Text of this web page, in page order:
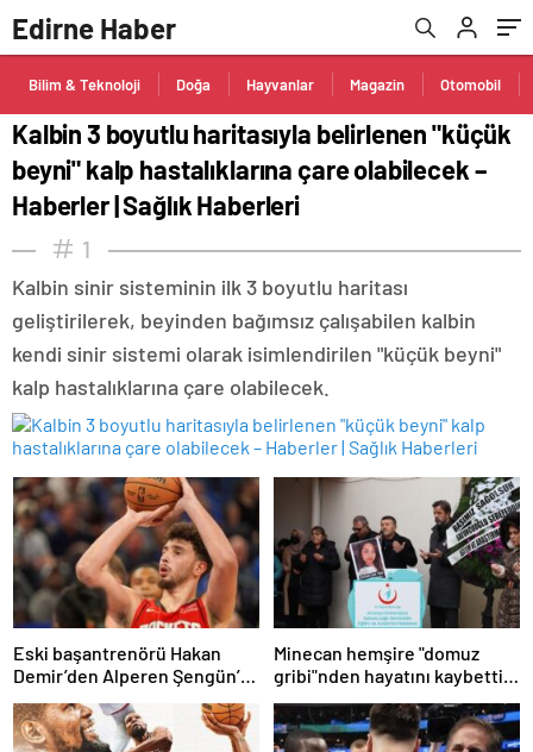
Edirne Haber
Bilim & Teknoloji Doğa Hayvanlar Magazin Otomobil
Kalbin 3 boyutlu haritasıyla belirlenen "küçük
beyni" kalp hastalıklarına çare olabilecek –
Haberler | Sağlık Haberleri
1
Kalbin sinir sisteminin ilk 3 boyutlu haritası
geliştirilerek, beyinden bağımsız çalışabilen kalbin
kendi sinir sistemi olarak isimlendirilen "küçük beyni"
kalp hastalıklarına çare olabilecek.
Eski başantrenörü Hakan
Demir’den Alperen Şengün’e
övgü
Minecan hemşire "domuz
gribi"nden hayatını kaybetti –
Haberler | Sağlık Haberleri